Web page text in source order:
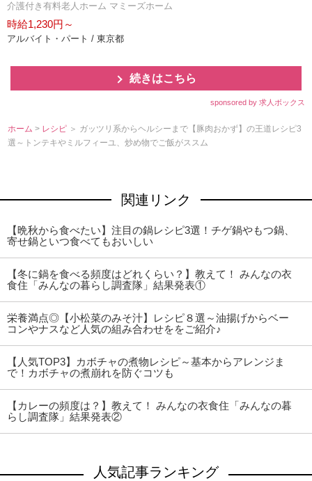
介護付き有料老人ホーム マミーズホーム
時給1,230円～
アルバイト・パート / 東京都
続きはこちら
sponsored by 求人ボックス
ホーム > レシピ ＞ ガッツリ系からヘルシーまで【豚肉おかず】の王道レシピ3
選～トンテキやミルフィーユ、炒め物でご飯がススム
関連リンク
【晩秋から食べたい】注目の鍋レシピ3選！チゲ鍋やもつ鍋、
寄せ鍋といつ食べてもおいしい
【冬に鍋を食べる頻度はどれくらい？】教えて！ みんなの衣
食住「みんなの暮らし調査隊」結果発表①
栄養満点◎【小松菜のみそ汁】レシピ８選～油揚げからベー
コンやナスなど人気の組み合わせををご紹介♪
【人気TOP3】カボチャの煮物レシピ～基本からアレンジま
で！カボチャの煮崩れを防ぐコツも
【カレーの頻度は？】教えて！ みんなの衣食住「みんなの暮
らし調査隊」結果発表②
人気記事ランキング